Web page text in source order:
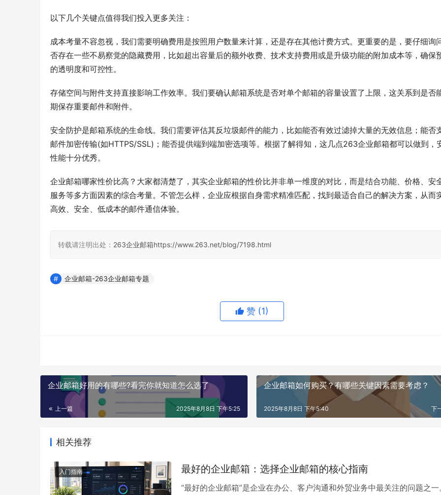
以下几个关键点值得我们投入更多关注：
成本考量不容忽视，我们需要明确费用是按照用户数量来计算，还是存在其他计费方式。更重要的是，要仔细询
否存在一些不易察觉的隐藏费用，比如超出容量后的额外收费、技术支持费用或是升级功能的附加成本等，确保
的透明度和可控性。
存储空间与附件支持直接影响工作效率。我们要确认邮箱系统是否对单个邮箱的容量设置了上限，这关系到是否
期保存重要邮件和附件。
安全防护是邮箱系统的生命线。我们需要评估其反垃圾邮件的能力，比如能否有效过滤掉大量的无效信息；能否
邮件加密传输(如HTTPS/SSL)；能否提供端到端加密选项等。根据了解得知，这几点263企业邮箱都可以做到，
性能十分优秀。
企业邮箱哪家性价比高？大家都清楚了，其实企业邮箱的性价比并非单一维度的对比，而是结合功能、价格、安
服务等多方面因素的综合考量。不管怎么样，企业应根据自身需求精准匹配，找到最适合自己的解决方案，从而
高效、安全、低成本的邮件通信体验。
转载请注明出处： 263企业邮箱https://www.263.net/blog/7198.html
企业邮箱-263企业邮箱专题
赞 (1)
企业邮箱好用的有哪些?看完你就知道怎么选了
上一篇 2025年8月8日 下午5:25
企业邮箱如何购买？有哪些关键因素需要考虑？
下
2025年8月8日 下午5:40
相关推荐
入门指南 最好的企业邮箱：选择企业邮箱的核心指南
“最好的企业邮箱”是企业在办公、客户沟通和外贸业务中最关注的问题之一